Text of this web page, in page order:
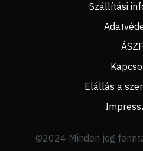
Szállítási
ÁSZF
Elállás a
©2024 Minden jog